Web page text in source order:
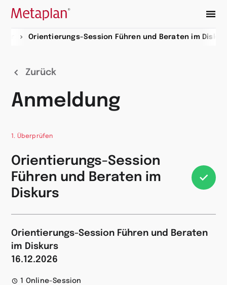
Zur
Orientierungs-Session Führen und Beraten im
Zurück
Anmeldung
1. Überprüfen
Orientierungs-Session
Führen und Beraten im
Diskurs
Orientierungs-Session Führen und Beraten
im Diskurs
16.12.2026
1 Online-Session